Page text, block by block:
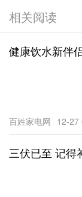
相关阅读
健康饮水新伴
百姓家电网 12-27
三伏已至 记得